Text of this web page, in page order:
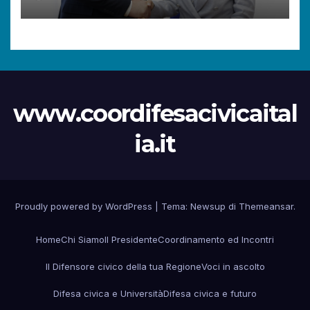
diritti dei cittadini.
www.coordifesacivicaital
ia.it
Proudly powered by WordPress Tema: Newsup di Themeansar.
HomeChi SiamoIl PresidenteCoordinamento ed Incontri
Il Difensore civico della tua RegioneVoci in ascolto
Difesa civica e UniversitàDifesa civica e futuro